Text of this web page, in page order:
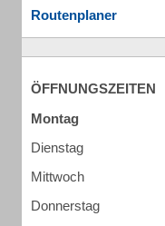
Routenplaner
ÖFFNUNGSZEITEN
Montag
Dienstag
Mittwoch
Donnerstag